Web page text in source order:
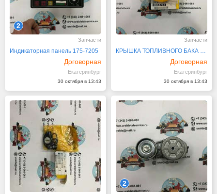
2
Запчасти
Индикаторная панель 175-7205
Договорная
Екатеринбург
30 октября в 13:43
Запчасти
КРЫШКА ТОПЛИВНОГО БАКА CATERPILLAR 086-1781
Договорная
Екатеринбург
30 октября в 13:43
2